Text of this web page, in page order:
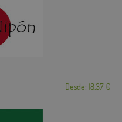
Desde: 18,37 €